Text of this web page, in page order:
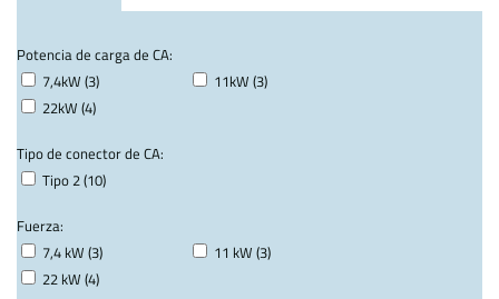
Potencia de carga de CA:
7,4kW (3)
11kW (3)
22kW (4)
Tipo de conector de CA:
Tipo 2 (10)
Fuerza:
7,4 kW (3)
11 kW (3)
22 kW (4)